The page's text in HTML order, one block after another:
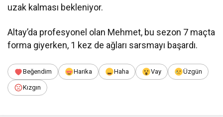
uzak kalması bekleniyor.
Altay’da profesyonel olan Mehmet, bu sezon 7 maçta
forma giyerken, 1 kez de ağları sarsmayı başardı.
Beğendim Harika Haha Vay Üzgün
Kızgın